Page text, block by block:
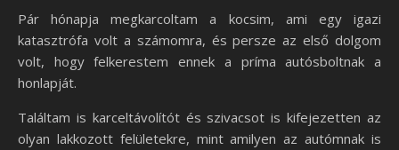
Pár hónapja megkarcoltam a kocsim, ami egy igazi
katasztrófa volt a számomra, és persze az első dolgom
volt, hogy felkerestem ennek a príma autósboltnak a
honlapját.
Találtam is karceltávolítót és szivacsot is kifejezetten az
olyan lakkozott felületekre, mint amilyen az autómnak is